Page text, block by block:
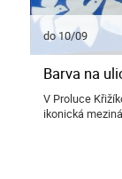
do 10/09
Barva na
V Proluce
ikonická